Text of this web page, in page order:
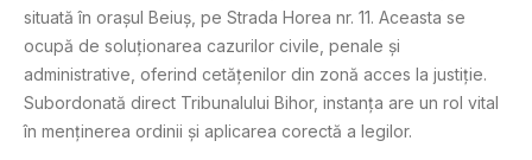
situată în orașul Beiuș, pe Strada Horea nr. 11. Aceasta se
ocupă de soluționarea cazurilor civile, penale și
administrative, oferind cetățenilor din zonă acces la justiție.
Subordonată direct Tribunalului Bihor, instanța are un rol vital
în menținerea ordinii și aplicarea corectă a legilor.